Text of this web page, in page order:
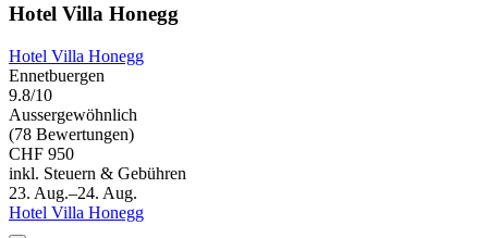
Hotel Villa Honegg
Hotel Villa Honegg
Ennetbuergen
9.8/10
Aussergewöhnlich
(78 Bewertungen)
CHF 950
inkl. Steuern & Gebühren
23. Aug.–24. Aug.
Hotel Villa Honegg